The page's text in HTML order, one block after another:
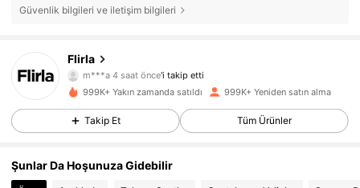
Güvenlik bilgileri ve iletişim bilgileri
Flirlam***a
m***0 göz atıyor
4,85
659K Takipçiler
4,85 659K Takipçiler
4,85 659K Takipçiler
999K+ Yakın zamanda satıldı 999K+ Yeniden satın alma
Takip Et Tüm Ürünler
Şunlar Da Hoşunuza Gidebilir